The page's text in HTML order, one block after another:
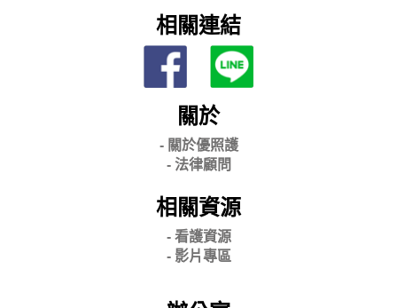
相關連結
關於
- 關於優照護
- 法律顧問
相關資源
- 看護資源
- 影片專區